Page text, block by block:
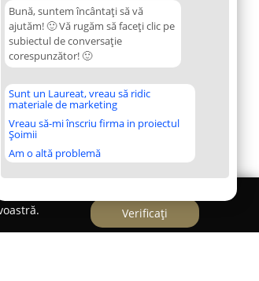
Bună, suntem încântați să vă
ajutăm! 🙂 Vă rugăm să faceți clic pe
subiectul de conversație
corespunzător! 🙂
Sunt un Laureat, vreau să ridic
materiale de marketing
Vreau să-mi înscriu firma in proiectul
Șoimii
Am o altă problemă
Verificați